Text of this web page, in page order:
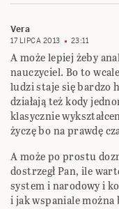
Vera
17 LIPCA 2013 23:11
A może lepiej żeby
nauczyciel. Bo to
ludzi staje się bardzo
działają też kody
klasycznie
życzę bo na prawdę
A może po prostu
dostrzegł Pan, ile
system i narodowy i
i jak wspaniale można